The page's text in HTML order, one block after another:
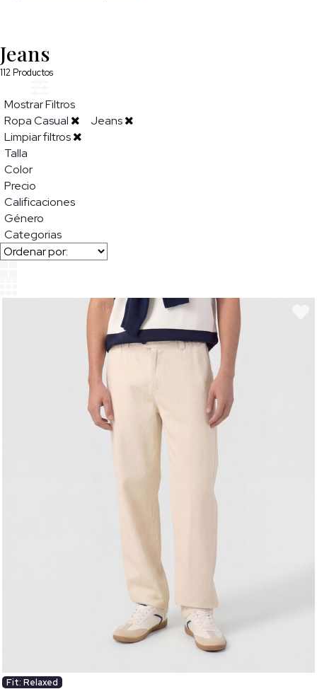
Jeans
112 Productos
Mostrar Filtros
Ropa Casual
Jeans
Limpiar filtros
Talla
Color
Precio
Calificaciones
Género
Categorias
Fit: Relaxed